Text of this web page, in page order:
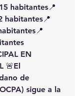
habitantes📍
habitantes📍
EN
🚨El
de
sigue a la